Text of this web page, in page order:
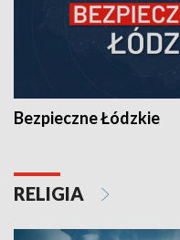
Bezpieczne Łódzkie
RELIGIA